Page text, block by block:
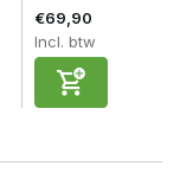
€69,90
Incl. btw